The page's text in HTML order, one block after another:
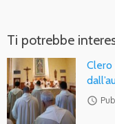
Ti potrebbe
access_time